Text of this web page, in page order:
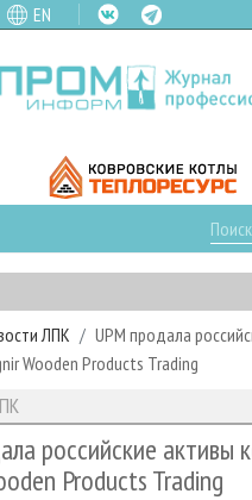
EN
ЛПК
ЖУРНАЛА
ЛПК
ЛПК
UPM продала
Wooden Products Trading
российские активы
Products Trading